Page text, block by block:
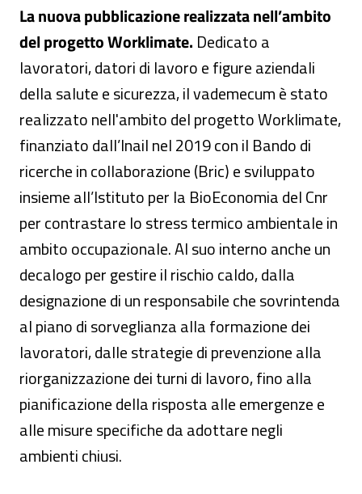
La nuova pubblicazione realizzata nell’ambito
del progetto Worklimate. Dedicato a
lavoratori, datori di lavoro e figure aziendali
della salute e sicurezza, il vademecum è stato
realizzato nell'ambito del progetto Worklimate,
finanziato dall’Inail nel 2019 con il Bando di
ricerche in collaborazione (Bric) e sviluppato
insieme all’Istituto per la BioEconomia del Cnr
per contrastare lo stress termico ambientale in
ambito occupazionale. Al suo interno anche un
decalogo per gestire il rischio caldo, dalla
designazione di un responsabile che sovrintenda
al piano di sorveglianza alla formazione dei
lavoratori, dalle strategie di prevenzione alla
riorganizzazione dei turni di lavoro, fino alla
pianificazione della risposta alle emergenze e
alle misure specifiche da adottare negli
ambienti chiusi.